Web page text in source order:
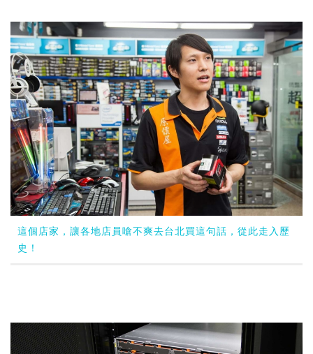
這個店家，讓各地店員嗆不爽去台北買這句話，從此走入歷
史！